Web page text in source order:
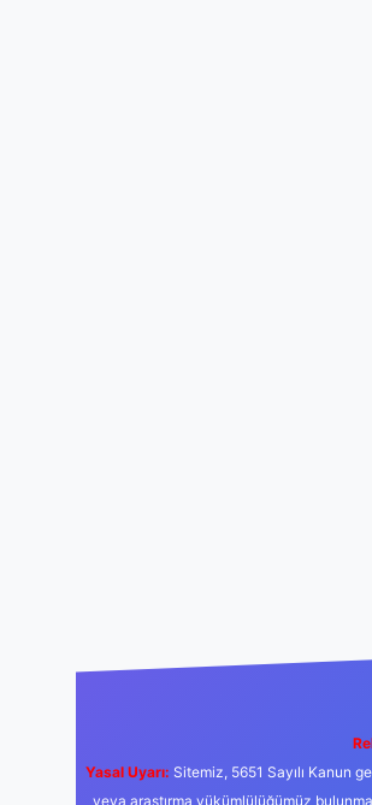
Yasal Uyarı: Sitemiz, 5651 Sayılı Kanun
veya araştırma yükümlülüğümüz